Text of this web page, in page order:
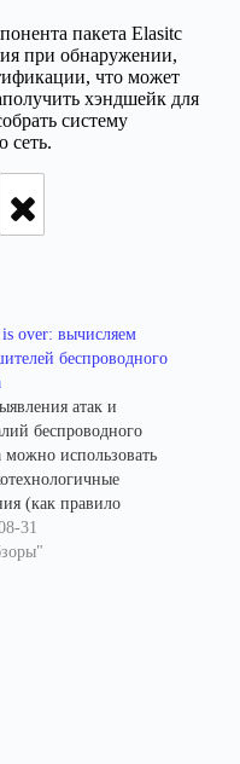
пакета Elasitc
при обнаружении,
что может
хэндшейк для
систему
сеть.
over: вычисляем
беспроводного
атак и
беспроводного
можно использовать
(как правило
которые позволяют
беспроводные
31